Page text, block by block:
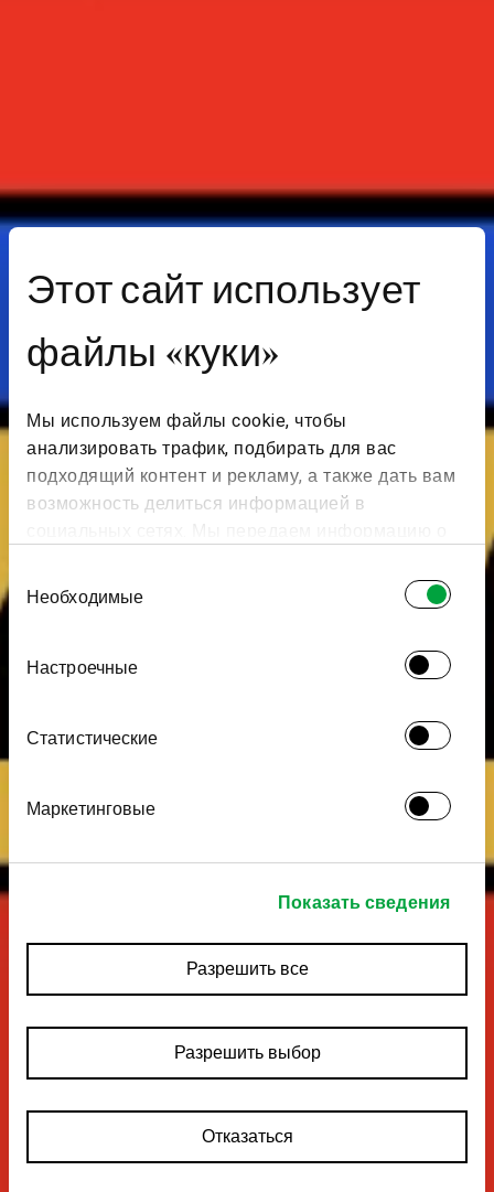
Этот сайт использует
файлы «куки»
Мы используем файлы cookie, чтобы
анализировать трафик, подбирать для вас
подходящий контент и рекламу, а также дать вам
возможность делиться информацией в
социальным сетям и компаниям, занимающимся
рекламой и веб-аналитикой. Наши партнеры
предоставленной вами информацией, а также
использовании вами их сервисов.
согласия
Необходимые
Настроечные
Статистические
Маркетинговые
Показать сведения
Разрешить все
Разрешить выбор
Отказаться